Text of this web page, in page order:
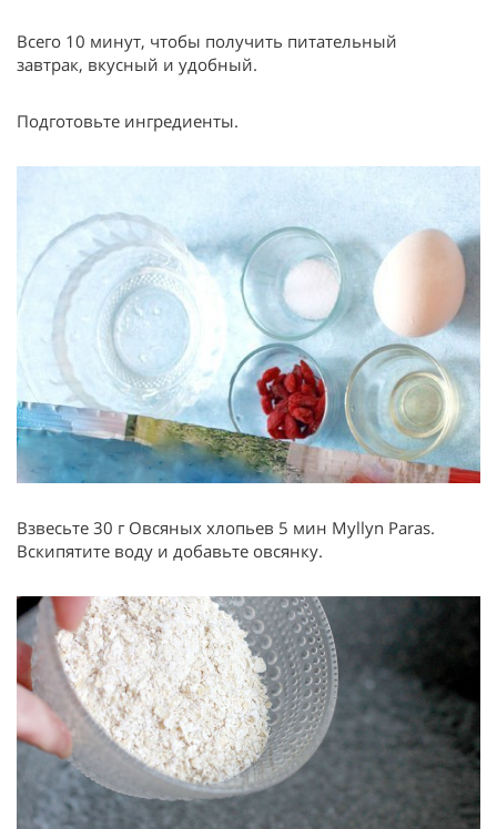
Всего 10 минут, чтобы получить питательный
завтрак, вкусный и удобный.
Подготовьте ингредиенты.
Взвесьте 30 г Овсяных хлопьев 5 мин Myllyn Paras.
Вскипятите воду и добавьте овсянку.